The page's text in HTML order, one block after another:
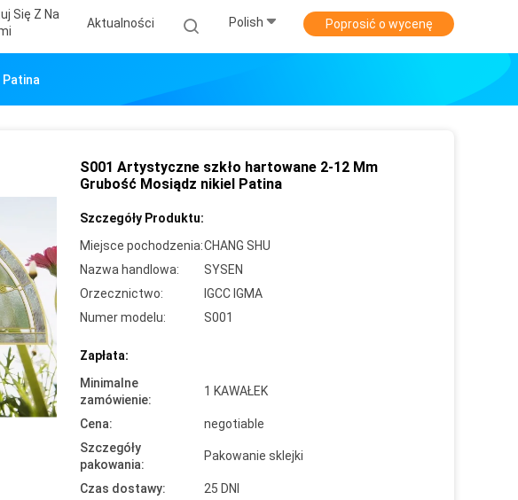
Się Z Na
Aktualności Polish Poprosić o wycenę
S001 Artystyczne szkło hartowane 2-12 Mm
Grubość Mosiądz nikiel Patina
Szczegóły Produktu:
Miejsce pochodzenia:CHANG SHU
Nazwa handlowa:
SYSEN
Orzecznictwo:
IGCC IGMA
Numer modelu:
S001
Zapłata:
Minimalne
zamówienie:
1 KAWAŁEK
Cena:
negotiable
Szczegóły
pakowania:
Pakowanie sklejki
Czas dostawy:
25 DNI